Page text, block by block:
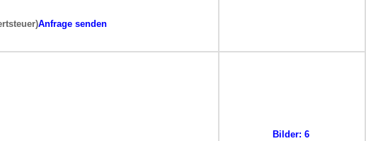
Anfrage senden
Bilder: 6